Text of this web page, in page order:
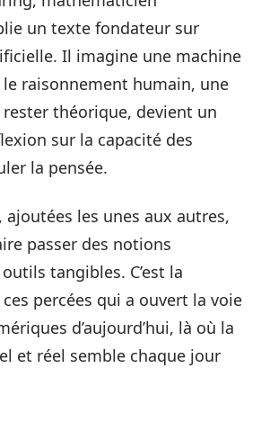
un texte fondateur sur
Il imagine une machine
le raisonnement humain, une
théorique, devient un
sur la capacité des
la pensée.
ajoutées les unes aux autres,
passer des notions
tangibles. C’est la
percées qui a ouvert la voie
d’aujourd’hui, là où la
et réel semble chaque jour